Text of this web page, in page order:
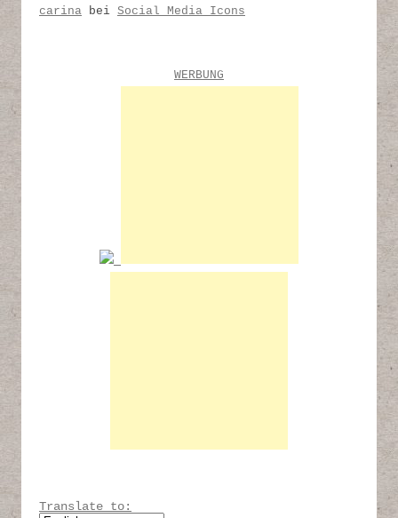
carina bei Social Media Icons
WERBUNG
Translate to: